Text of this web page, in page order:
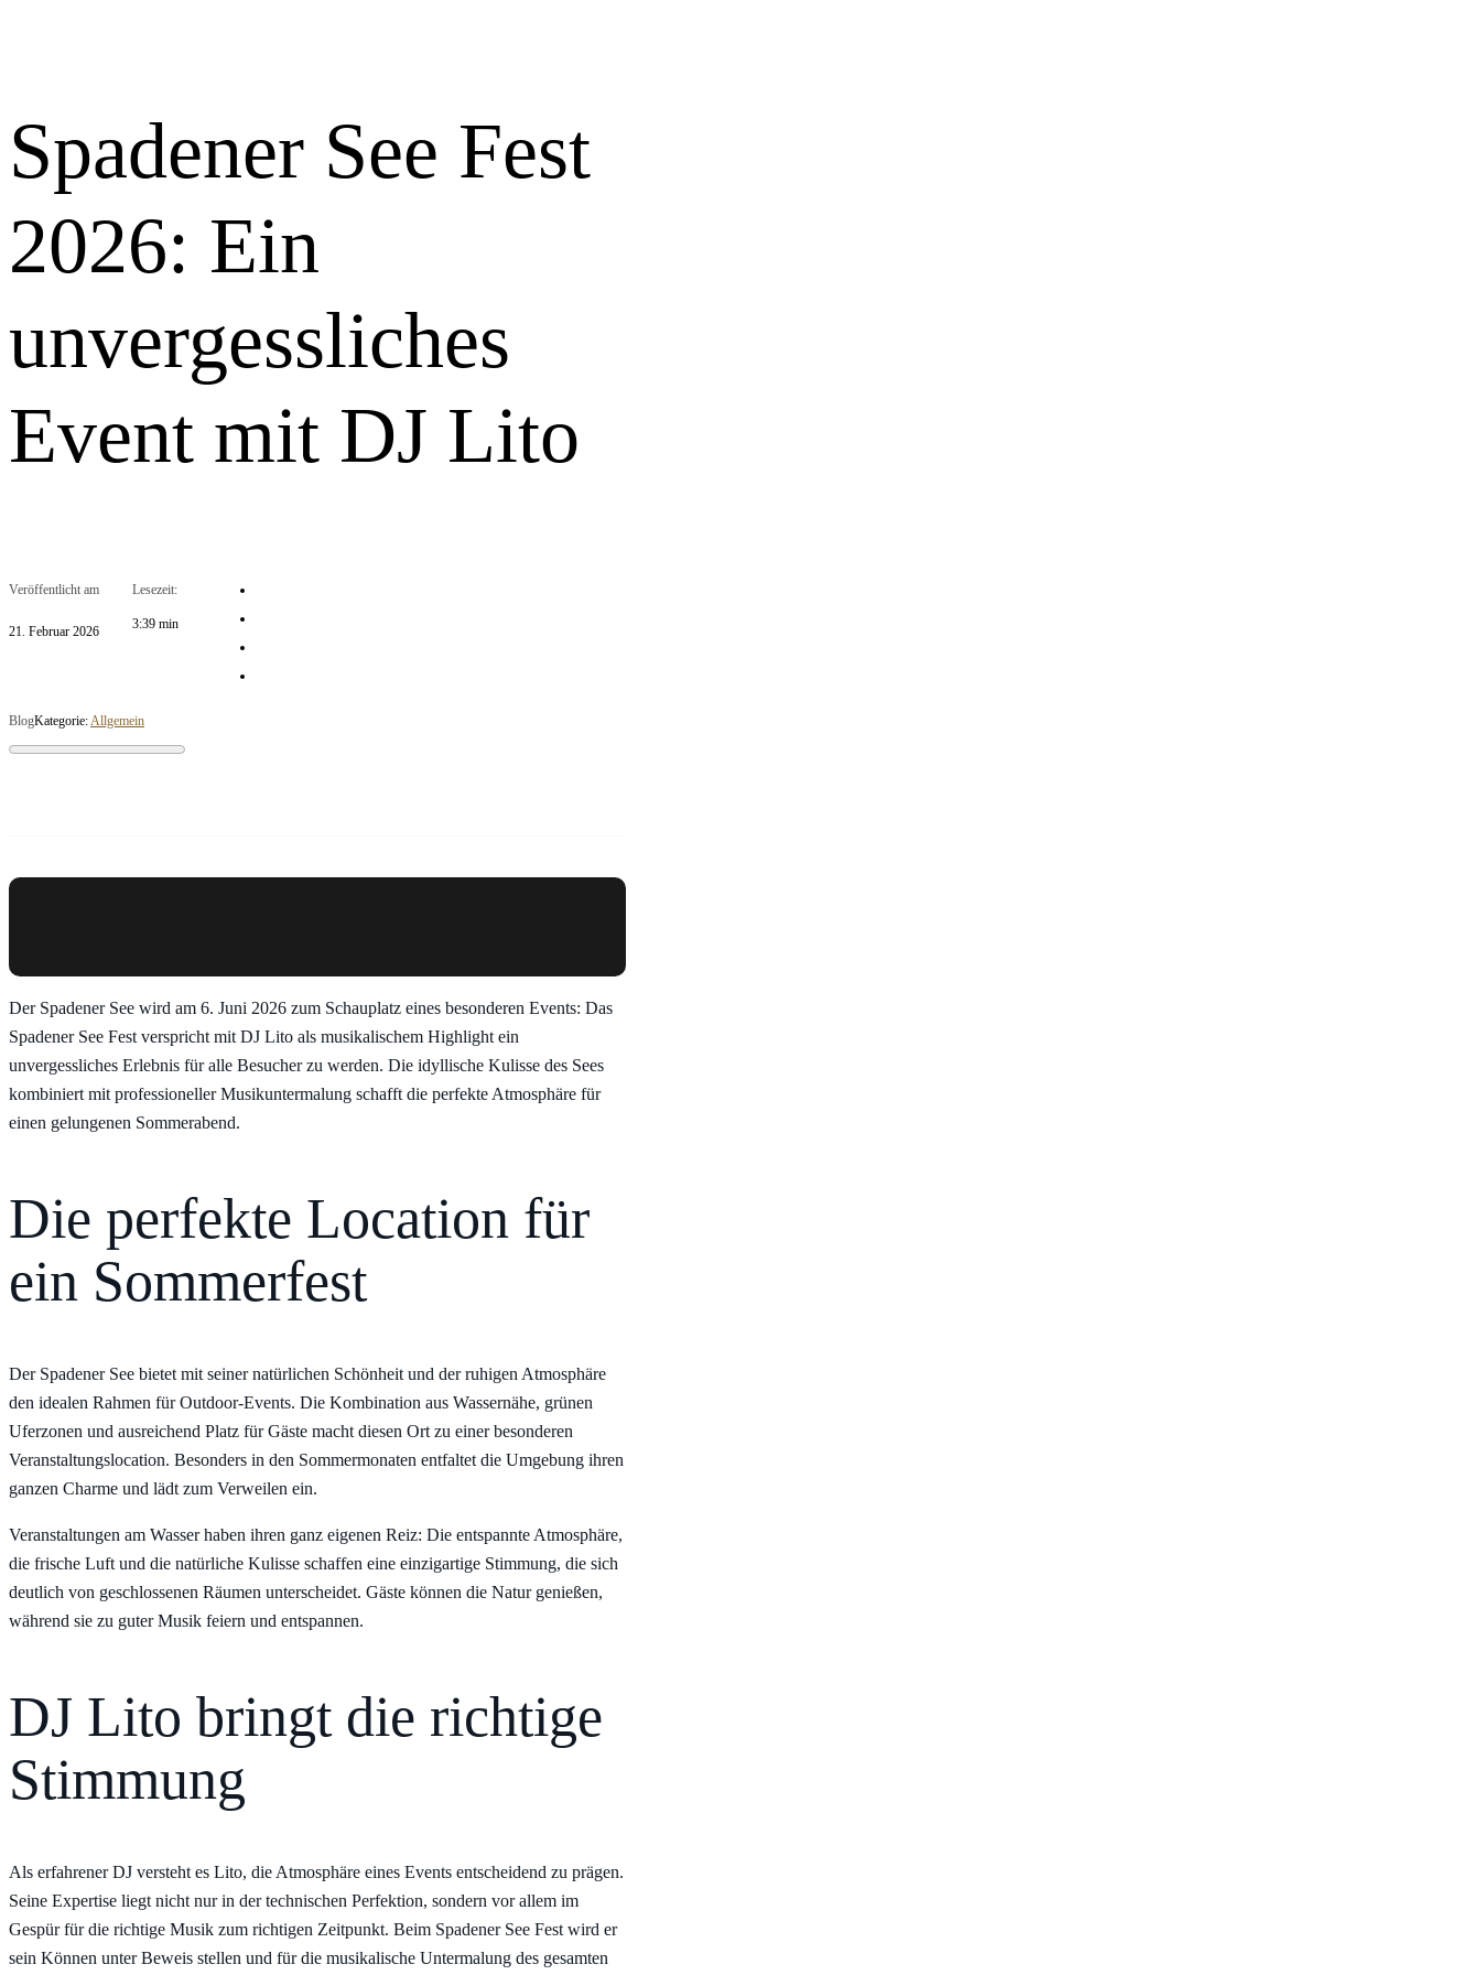
Spadener See Fest
2026: Ein
unvergessliches
Event mit DJ Lito
Veröffentlicht am
21. Februar 2026
Lesezeit:
3:39 min
BlogKategorie:Allgemein
Der Spadener See wird am 6. Juni 2026 zum Schauplatz eines besonderen Events: Das
Spadener See Fest verspricht mit DJ Lito als musikalischem Highlight ein
unvergessliches Erlebnis für alle Besucher zu werden. Die idyllische Kulisse des Sees
kombiniert mit professioneller Musikuntermalung schafft die perfekte Atmosphäre für
einen gelungenen Sommerabend.
Die perfekte Location für
ein Sommerfest
Der Spadener See bietet mit seiner natürlichen Schönheit und der ruhigen Atmosphäre
den idealen Rahmen für Outdoor-Events. Die Kombination aus Wassernähe, grünen
Uferzonen und ausreichend Platz für Gäste macht diesen Ort zu einer besonderen
Veranstaltungslocation. Besonders in den Sommermonaten entfaltet die Umgebung ihren
ganzen Charme und lädt zum Verweilen ein.
Veranstaltungen am Wasser haben ihren ganz eigenen Reiz: Die entspannte Atmosphäre,
die frische Luft und die natürliche Kulisse schaffen eine einzigartige Stimmung, die sich
deutlich von geschlossenen Räumen unterscheidet. Gäste können die Natur genießen,
während sie zu guter Musik feiern und entspannen.
DJ Lito bringt die richtige
Stimmung
Als erfahrener DJ versteht es Lito, die Atmosphäre eines Events entscheidend zu prägen.
Seine Expertise liegt nicht nur in der technischen Perfektion, sondern vor allem im
Gespür für die richtige Musik zum richtigen Zeitpunkt. Beim Spadener See Fest wird er
sein Können unter Beweis stellen und für die musikalische Untermalung des gesamten